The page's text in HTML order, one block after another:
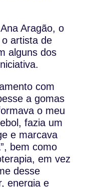
Aragão, o
artista de
alguns dos
com
a gomas
o meu
fazia um
e marcava
bem como
em vez
desse
energia e